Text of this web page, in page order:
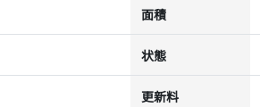
面積
状態
更新料